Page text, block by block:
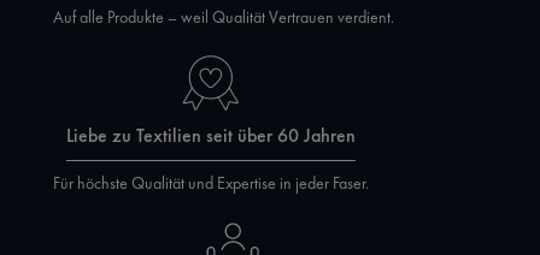
Auf alle Produkte – weil Qualität Vertrauen verdient.
Liebe zu Textilien seit über 60 Jahren
Für höchste Qualität und Expertise in jeder Faser.